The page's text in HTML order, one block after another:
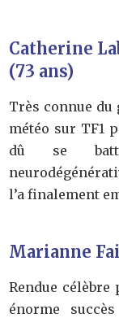
Catherine
(73 ans)
Très connue
météo sur TF1
dû se
l’a finalement
Marianne
Rendue célèbre
énorme